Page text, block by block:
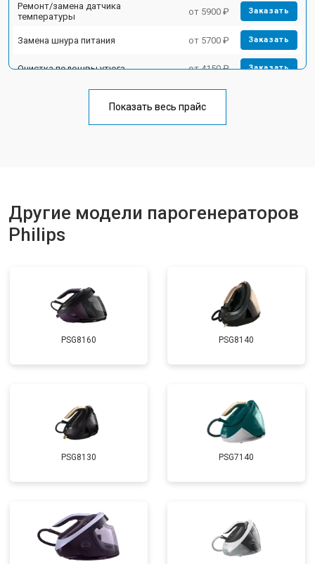
Ремонт/замена датчика
температуры
от 5900 ₽ Заказать
Замена шнура питания от 5700 ₽ Заказать
Очистка подошвы утюга от 4150 ₽ Заказать
Корпусный ремонт (замена резинок,
Профилактическая чистка от 4700 ₽
Показать весь прайс
Другие модели парогенераторов
Philips
PSG8160 PSG8140
PSG8130 PSG7140